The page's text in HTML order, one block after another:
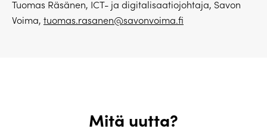
Tuomas Räsänen, ICT- ja digitalisaatiojohtaja, Savon
Voima, tuomas.rasanen@savonvoima.fi
Mitä uutta?